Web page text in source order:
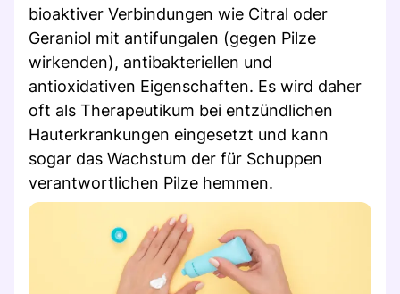
bioaktiver Verbindungen wie Citral oder
Geraniol mit antifungalen (gegen Pilze
wirkenden), antibakteriellen und
antioxidativen Eigenschaften. Es wird daher
oft als Therapeutikum bei entzündlichen
Hauterkrankungen eingesetzt und kann
sogar das Wachstum der für Schuppen
verantwortlichen Pilze hemmen.